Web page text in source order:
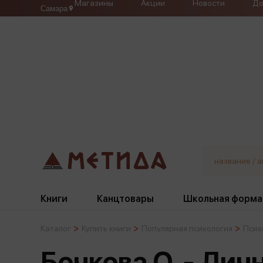
Самара
Магазины Акции Новости
Книги Канцтовары Школьная форма